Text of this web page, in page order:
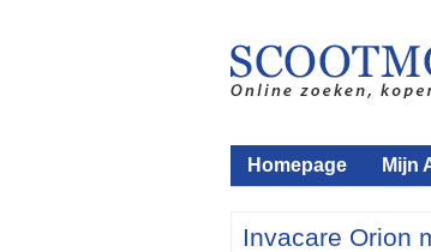
Homepage Mijn
Invacare Orion